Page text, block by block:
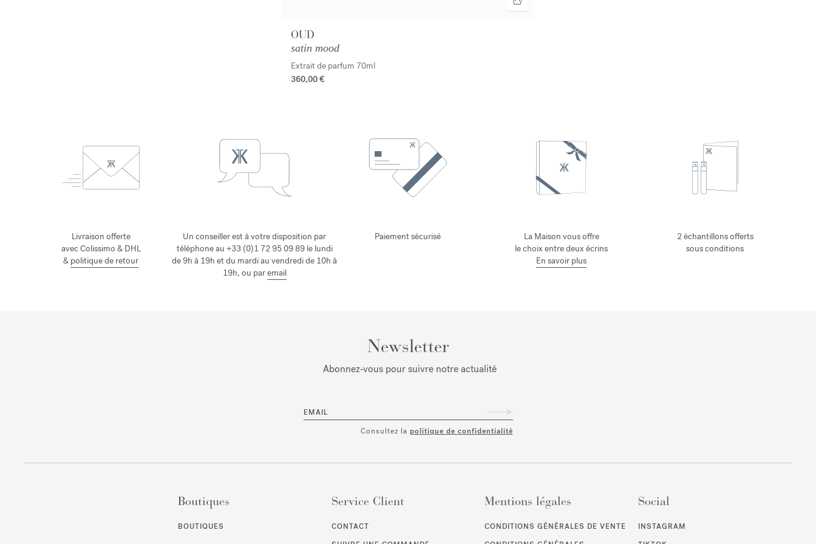
OUD
satin mood
Extrait de parfum 70ml
360,00 €
Livraison offerte
avec Colissimo & DHL
& politique de retour
Un conseiller est à votre disposition par
téléphone au +33 (0)1 72 95 09 89 le lundi
de 9h à 19h et du mardi au vendredi de 10h à
19h, ou paremail
Paiement sécurisé
La Maison vous offre
le choix entre deux écrins
En savoir plus
2 échantillons offerts
sous conditions
Newsletter
Abonnez‑vous pour suivre notre actualité
EMAIL
Consultez la politique de confidentialité
Boutiques
BOUTIQUES
Service Client
CONTACT
Mentions légales
CONDITIONS GÉNÉRALES DE VENTE
Social
INSTAGRAM